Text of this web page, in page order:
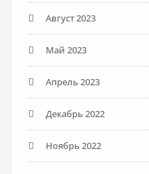
Август 2023
Май 2023
Апрель 2023
Декабрь 2022
Ноябрь 2022